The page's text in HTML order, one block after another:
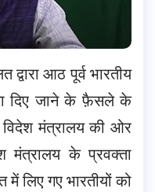
आठ पूर्व भारतीय
दिए जाने के फ़ैसले के
मंत्रालय की ओर
मंत्रालय के प्रवक्ता
में लिए गए भारतीयों को